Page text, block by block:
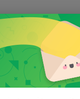
Packard HP DeskJet